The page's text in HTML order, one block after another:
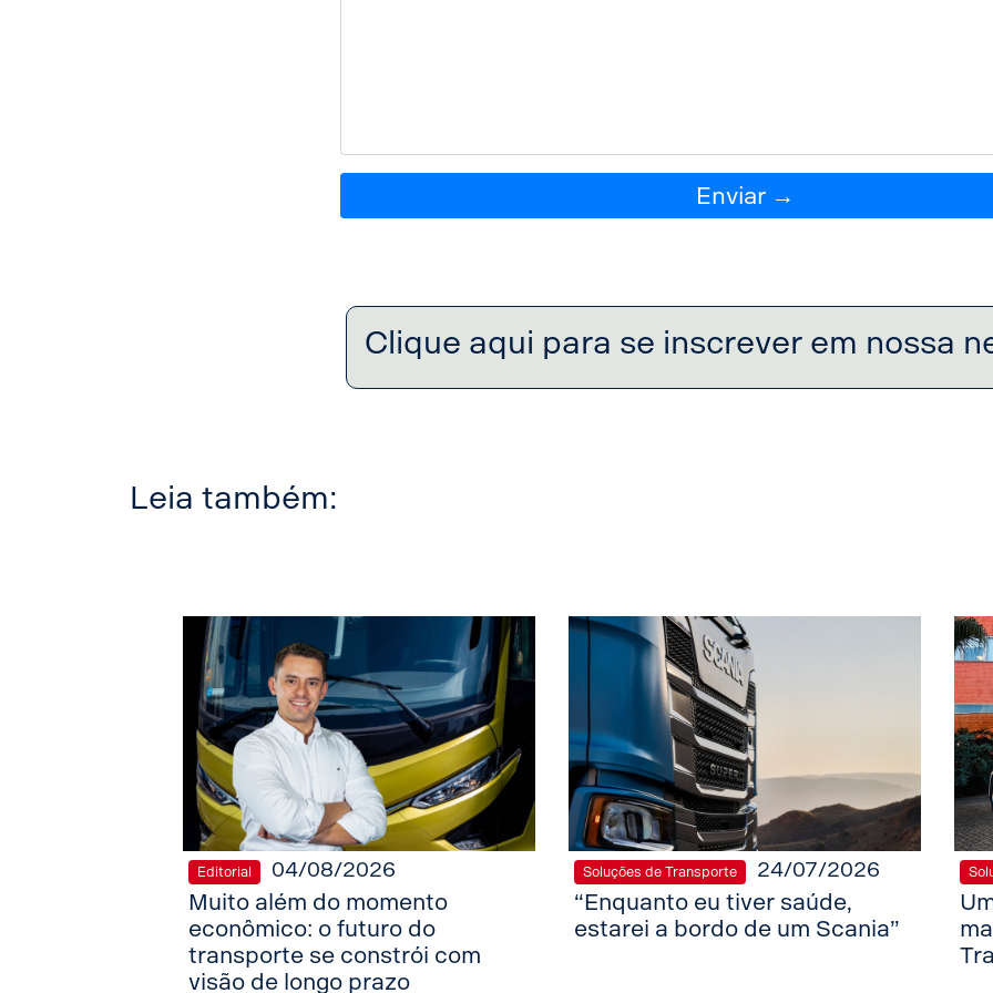
Enviar →
Clique aqui para se inscrever em nossa
Leia também:
Editorial 04/08/2026
Muito além do momento
econômico: o futuro do
transporte se constrói com
visão de longo prazo
Soluções de Transporte 24/07/2026
“Enquanto eu tiver saúde,
estarei a bordo de um Scania”